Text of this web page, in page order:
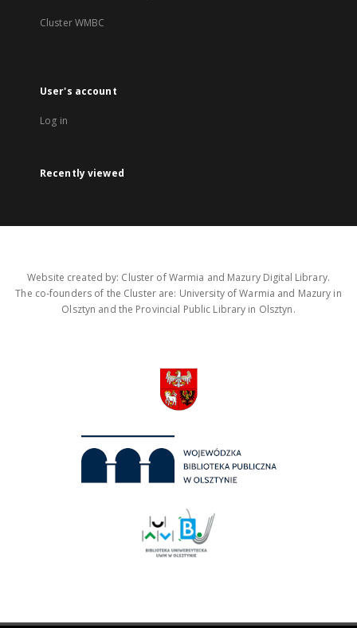
Cluster WMBC
User's account
Log in
Recently viewed
Website created by: Cluster of Warmia and Mazury Digital Library.
The co-founders of the Cluster are: University of Warmia and Mazury in
Olsztyn and the Provincial Public Library in Olsztyn.